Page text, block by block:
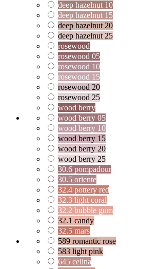
deep hazelnut 10
deep hazelnut 15
deep hazelnut 20
deep hazelnut 25
rosewood
rosewood 05
rosewood 10
rosewood 15
rosewood 20
rosewood 25
wood berry
wood berry 05
wood berry 10
wood berry 15
wood berry 20
wood berry 25
30.6 pompadour
30.5 oriente
32.4 pottery red
32.3 light coral
32.2 bubble gum
32.1 candy
32.5 mars
589 romantic rose
583 light pink
645 celina